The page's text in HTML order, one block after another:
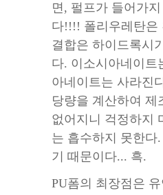
면, 펄프가 들어가
다!!!! 폴리우레탄은
결합은 하이드록시
다. 이소시아네이트
아네이트는 사라진
당량을 계산하여
없어지니 걱정하지
는 흡수하지 못한다
기 때문이다... 흑.
PU폼의 최장점은